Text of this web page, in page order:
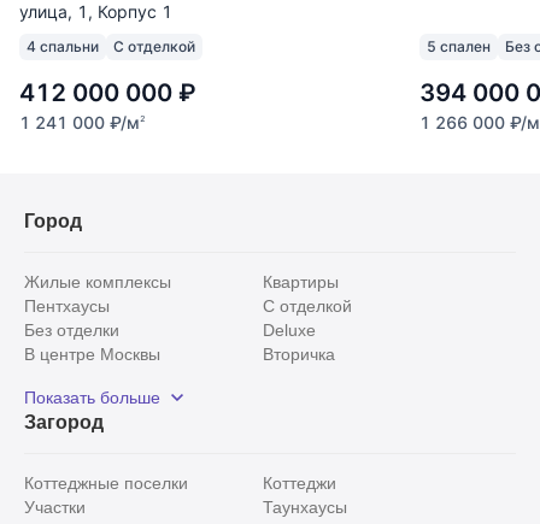
улица, 1, Корпус 1
4 спальни С отделкой
412 000 000 ₽
1 241 000 ₽/м2
5 спален Без
394 000
1 266 000 ₽/м
Город
Жилые комплексы
Квартиры
Пентхаусы
С отделкой
Без отделки
Deluxe
В центре Москвы
Вторичка
Рядом с парком
С панорамными окнами
Показать больше
Загород
Коттеджные поселки
Коттеджи
Участки
Таунхаусы